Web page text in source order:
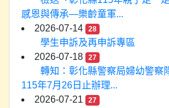
感恩與傳承—樂齡童軍...
2026-07-14
28
學生申訴及再申訴專區
2026-07-18
27
轉知：彰化縣警察局婦幼警察
115年7月26日止辦理...
2026-07-21
27